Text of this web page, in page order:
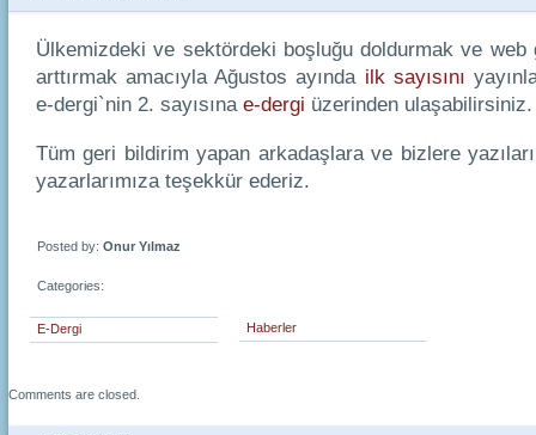
Ülkemizdeki ve sektördeki boşluğu doldurmak ve web
arttırmak amacıyla Ağustos ayında ilk sayısını
e-dergi`nin 2. sayısına e-dergi üzerinden ulaşabilirsiniz.
Tüm geri bildirim yapan arkadaşlara ve bizlere
yazarlarımıza teşekkür ederiz.
Posted by: Onur Yılmaz
Categories:
E-Dergi Haberler
Comments are closed.